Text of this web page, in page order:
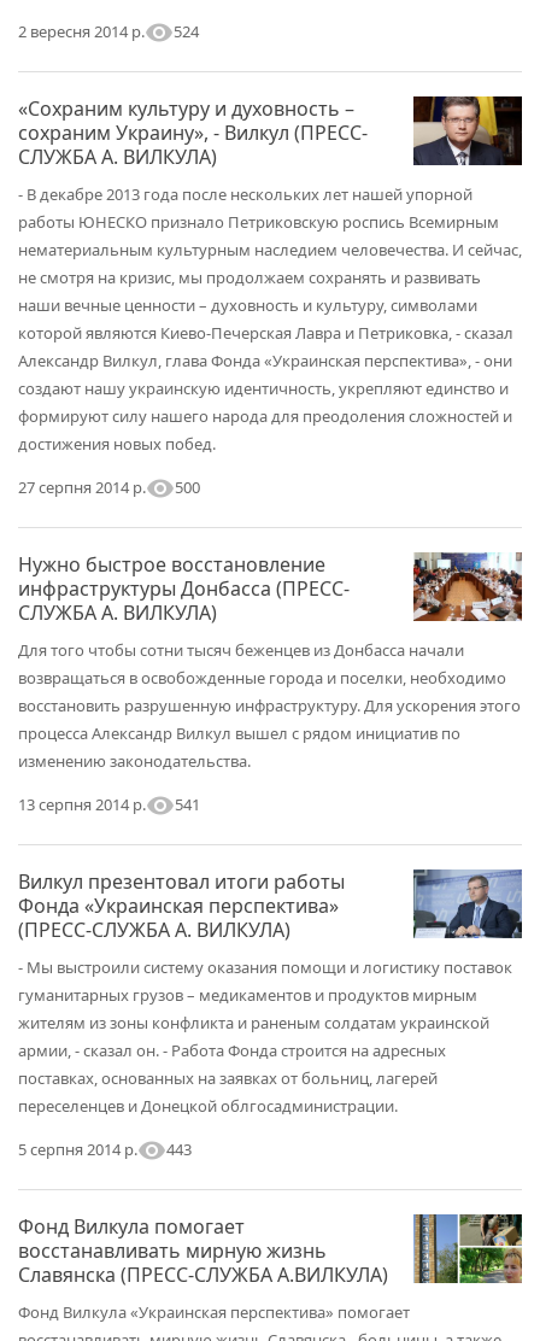
2 вересня 2014 р.visibility524
«Сохраним культуру и духовность –
сохраним Украину», - Вилкул (ПРЕСС-
СЛУЖБА А. ВИЛКУЛА)
- В декабре 2013 года после нескольких лет нашей упорной
работы ЮНЕСКО признало Петриковскую роспись Всемирным
нематериальным культурным наследием человечества. И сейчас,
не смотря на кризис, мы продолжаем сохранять и развивать
наши вечные ценности – духовность и культуру, символами
которой являются Киево-Печерская Лавра и Петриковка, - сказал
Александр Вилкул, глава Фонда «Украинская перспектива», - они
создают нашу украинскую идентичность, укрепляют единство и
формируют силу нашего народа для преодоления сложностей и
достижения новых побед.
27 серпня 2014 р.visibility500
Нужно быстрое восстановление
инфраструктуры Донбасса (ПРЕСС-
СЛУЖБА А. ВИЛКУЛА)
Для того чтобы сотни тысяч беженцев из Донбасса начали
возвращаться в освобожденные города и поселки, необходимо
восстановить разрушенную инфраструктуру. Для ускорения этого
процесса Александр Вилкул вышел с рядом инициатив по
изменению законодательства.
13 серпня 2014 р.visibility541
Вилкул презентовал итоги работы
Фонда «Украинская перспектива»
(ПРЕСС-СЛУЖБА А. ВИЛКУЛА)
- Мы выстроили систему оказания помощи и логистику поставок
гуманитарных грузов – медикаментов и продуктов мирным
жителям из зоны конфликта и раненым солдатам украинской
армии, - сказал он. - Работа Фонда строится на адресных
поставках, основанных на заявках от больниц, лагерей
переселенцев и Донецкой облгосадминистрации.
5 серпня 2014 р.visibility443
Фонд Вилкула помогает
восстанавливать мирную жизнь
Славянска (ПРЕСС-СЛУЖБА А.ВИЛКУЛА)
Фонд Вилкула «Украинская перспектива» помогает